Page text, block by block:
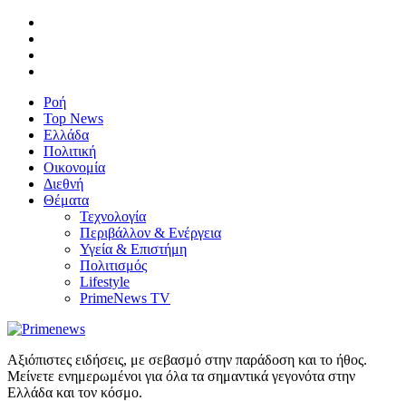
Ροή
Top News
Ελλάδα
Πολιτική
Οικονομία
Διεθνή
Θέματα
Τεχνολογία
Περιβάλλον & Ενέργεια
Υγεία & Επιστήμη
Πολιτισμός
Lifestyle
PrimeNews TV
Αξιόπιστες ειδήσεις, με σεβασμό στην παράδοση και το ήθος.
Μείνετε ενημερωμένοι για όλα τα σημαντικά γεγονότα στην
Ελλάδα και τον κόσμο.